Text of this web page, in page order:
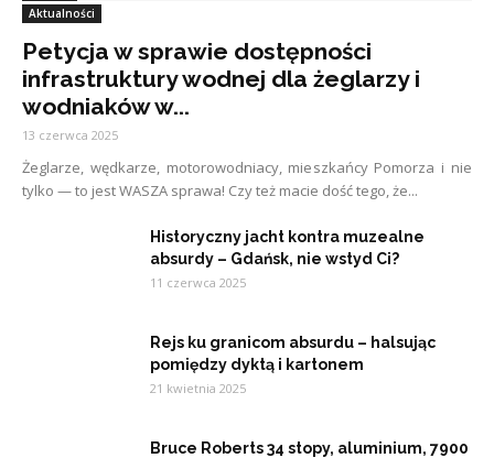
Aktualności
Petycja w sprawie dostępności
infrastruktury wodnej dla żeglarzy i
wodniaków w...
13 czerwca 2025
Żeglarze, wędkarze, motorowodniacy, mieszkańcy Pomorza i nie
tylko — to jest WASZA sprawa! Czy też macie dość tego, że...
Historyczny jacht kontra muzealne
absurdy – Gdańsk, nie wstyd Ci?
11 czerwca 2025
Rejs ku granicom absurdu – halsując
pomiędzy dyktą i kartonem
21 kwietnia 2025
Bruce Roberts 34 stopy, aluminium, 7900